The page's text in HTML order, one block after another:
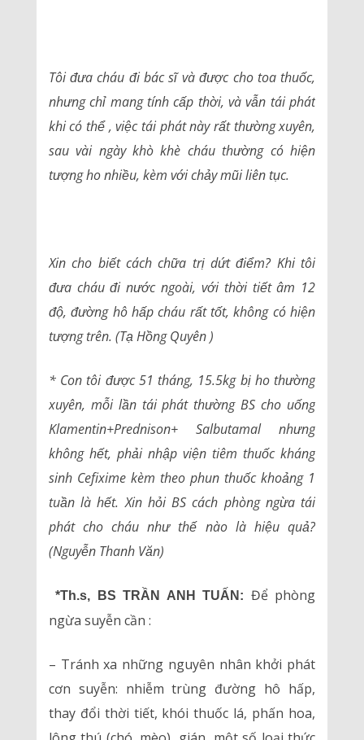
Tôi đưa cháu đi bác sĩ và được cho toa thuốc,
nhưng chỉ mang tính cấp thời, và vẫn tái phát
khi có thể , việc tái phát này rất thường xuyên,
sau vài ngày khò khè cháu thường có hiện
tượng ho nhiều, kèm với chảy mũi liên tục.
Xin cho biết cách chữa trị dứt điểm? Khi tôi
đưa cháu đi nước ngoài, với thời tiết âm 12
độ, đường hô hấp cháu rất tốt, không có hiện
tượng trên. (Tạ Hồng Quyên )
* Con tôi được 51 tháng, 15.5kg bị ho thường
xuyên, mỗi lần tái phát thường BS cho uống
Klamentin+Prednison+ Salbutamal nhưng
không hết, phải nhập viện tiêm thuốc kháng
sinh Cefixime kèm theo phun thuốc khoảng 1
tuần là hết. Xin hỏi BS cách phòng ngừa tái
phát cho cháu như thế nào là hiệu quả?
(Nguyễn Thanh Văn)
*Th.s, BS TRẦN ANH TUẤN: Để phòng
ngừa suyễn cần :
– Tránh xa những nguyên nhân khởi phát
cơn suyễn: nhiễm trùng đường hô hấp,
thay đổi thời tiết, khói thuốc lá, phấn hoa,